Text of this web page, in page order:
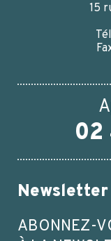
15
02
Newsletter
ABONNEZ-